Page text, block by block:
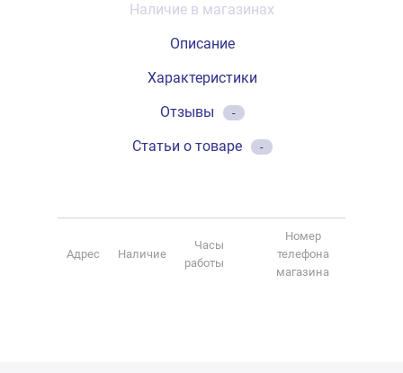
Наличие в магазинах
Описание
Характеристики
Отзывы
-
Статьи о товаре -
Адрес Наличие
Часы
работы
Номер
телефона
магазина